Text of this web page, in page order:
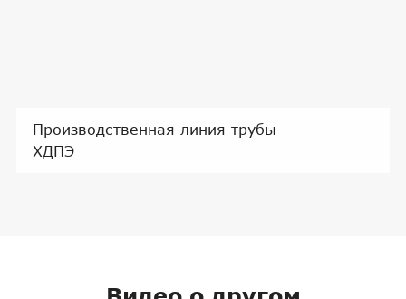
Производственная линия трубы
ХДПЭ